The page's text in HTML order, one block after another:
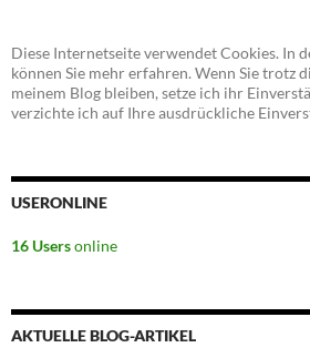
Diese Internetseite verwendet Cookies. In
können Sie mehr erfahren. Wenn Sie trotz
meinem Blog bleiben, setze ich ihr
verzichte ich auf Ihre ausdrückliche
USERONLINE
16 Usersonline
AKTUELLE BLOG-ARTIKEL